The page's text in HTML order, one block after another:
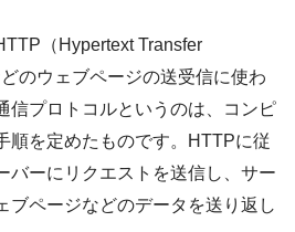
（Hypertext Transfer
のウェブページの送受信に使わ
信プロトコルというのは、コンピ
順を定めたものです。HTTPに従
バーにリクエストを送信し、サー
ブページなどのデータを送り返し